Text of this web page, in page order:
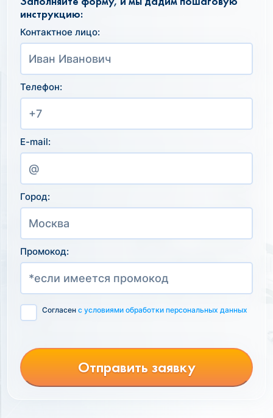
инструкцию:
Контактное лицо:
Телефон:
E-mail:
Город:
Промокод:
Согласен с условиями обработки персональных данных
Отправить заявку